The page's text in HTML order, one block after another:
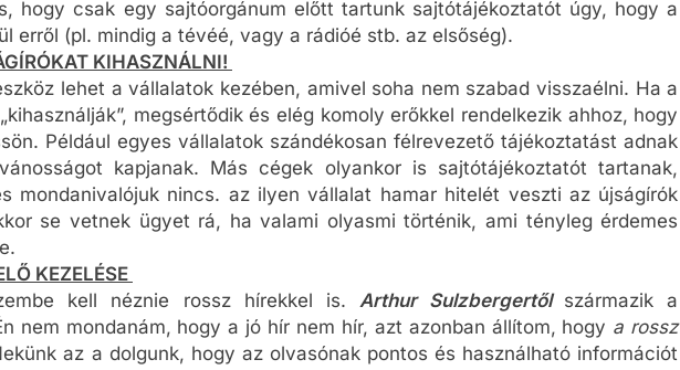
hogy csak egy sajtóorgánum előtt tartunk sajtótájékoztatót úgy, hogy a
erről (pl. mindig a tévéé, vagy a rádióé stb. az elsőség).
KIHASZNÁLNI!
lehet a vállalatok kezében, amivel soha nem szabad visszaélni. Ha a
megsértődik és elég komoly erőkkel rendelkezik ahhoz, hogy
Például egyes vállalatok szándékosan félrevezető tájékoztatást adnak
kapjanak. Más cégek olyankor is sajtótájékoztatót tartanak,
mondanivalójuk nincs. az ilyen vállalat hamar hitelét veszti az újságírók
se vetnek ügyet rá, ha valami olyasmi történik, ami tényleg érdemes
KEZELÉSE
kell néznie rossz hírekkel is. Arthur Sulzbergertől
származik a
nem mondanám, hogy a jó hír nem hír, azt azonban állítom, hogy a rossz
az a dolgunk, hogy az olvasónak pontos és használható információt